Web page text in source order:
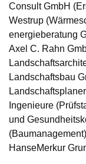
Consult GmbH
Westrup
energieberatung
Axel C. Rahn
Landschaftsbau
Ingenieure
und
HanseMerkur